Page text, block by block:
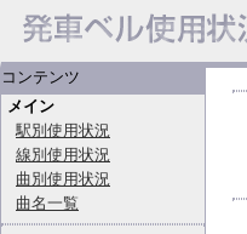
コンテンツ
メイン
駅別使用状況
線別使用状況
曲別使用状況
曲名一覧